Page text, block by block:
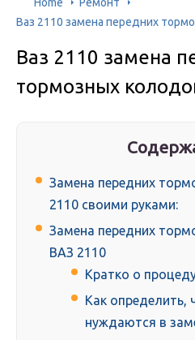
Ваз 2110 замена передних
Ваз 2110 замена
тормозных
Замена передних
2110 своими руками:
Замена передних
ВАЗ 2110
Кратко о
Как определить,
нуждаются в